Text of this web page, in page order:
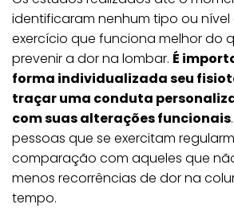
identificaram nenhum tipo ou
exercício que funciona melhor do
prevenir a dor na lombar. É
forma individualizada seu
traçar uma conduta
com suas alterações funcionais
pessoas que se exercitam
comparação com aqueles que
menos recorrências de dor na
tempo.